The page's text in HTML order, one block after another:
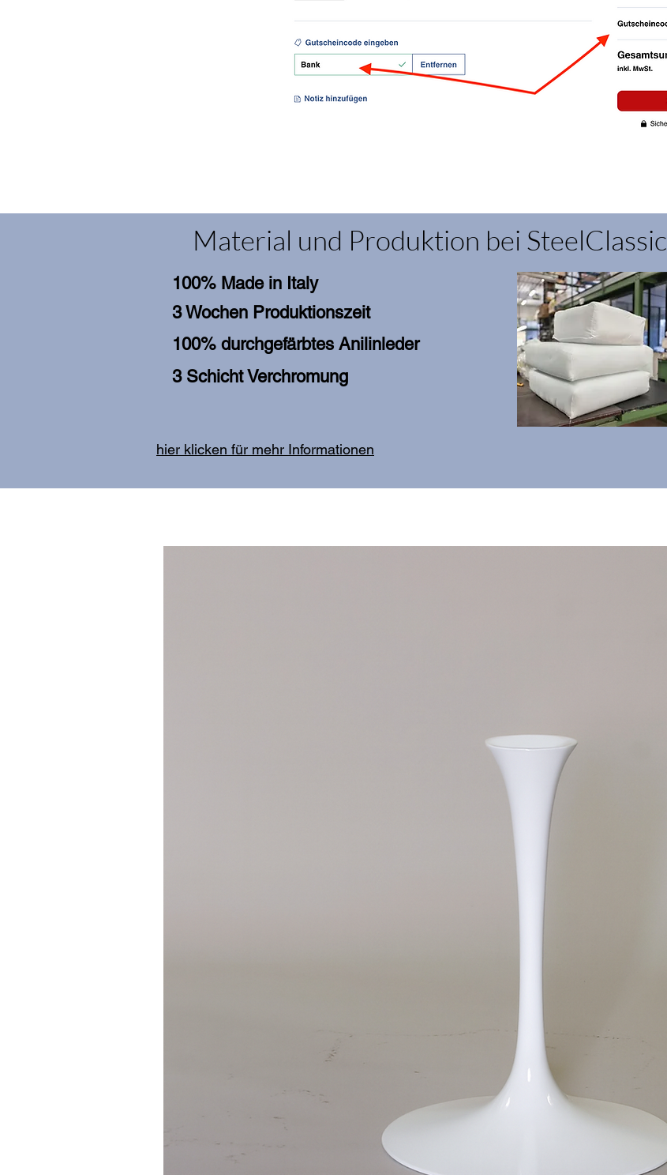
Material und Produktion bei SteelClassic
100% Made in Italy
3 Wochen Produktionszeit
100% durchgefärbtes Anilinleder
3 Schicht Verchromung
hier klicken für mehr Informationen